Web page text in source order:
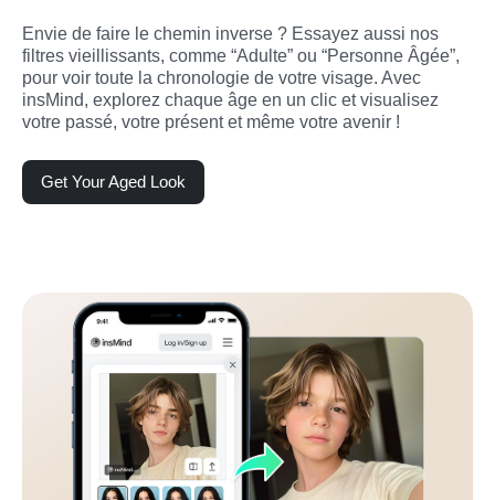
Envie de faire le chemin inverse ? Essayez aussi nos
filtres vieillissants, comme “Adulte” ou “Personne Âgée”,
pour voir toute la chronologie de votre visage. Avec
insMind, explorez chaque âge en un clic et visualisez
votre passé, votre présent et même votre avenir !
Get Your Aged Look